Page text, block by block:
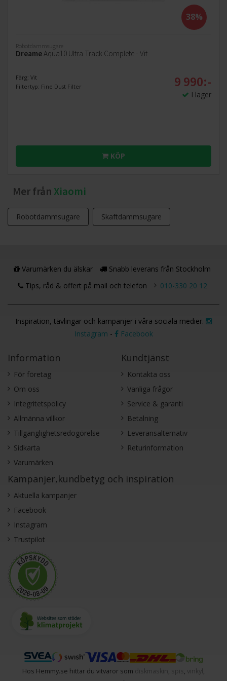
38%
Robotdammsugare
DreameAqua10 Ultra Track Complete - Vit
Färg: Vit
Filtertyp: Fine Dust Filter
9 990:-
I lager
KÖP
Mer frånXiaomi
Robotdammsugare Skaftdammsugare
Varumärken du älskar
Snabb leverans från Stockholm
Tips, råd & offert på mail och telefon
010-330 20 12
Inspiration, tävlingar och kampanjer i våra sociala medier.
Instagram - Facebook
Information
För företag
Om oss
Integritetspolicy
Allmänna villkor
Tillgänglighetsredogörelse
Sidkarta
Varumärken
Kundtjänst
Kontakta oss
Vanliga frågor
Service & garanti
Betalning
Leveransalternativ
Returinformation
Kampanjer,kundbetyg och inspiration
Aktuella kampanjer
Facebook
Instagram
Trustpilot
Hos Hemmy.se hittar du vitvaror som diskmaskin , spis , vinkyl ,